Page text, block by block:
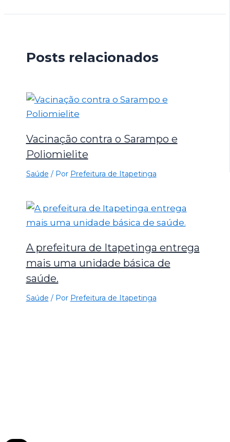
Posts relacionados
Vacinação contra o Sarampo e
Poliomielite
Saúde / Por Prefeitura de Itapetinga
A prefeitura de Itapetinga entrega
mais uma unidade básica de
saúde.
Saúde / Por Prefeitura de Itapetinga